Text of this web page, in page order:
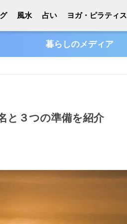
風水 占い ヨガ・ピラティス
暮らしのメディア
と３つの準備を紹介